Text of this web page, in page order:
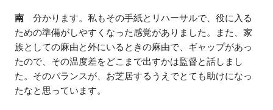
南 分かります。私もその手紙とリハーサルで、役に入る
ための準備がしやすくなった感覚がありました。また、家
族としての麻由と外にいるときの麻由で、ギャップがあっ
たので、その温度差をどこまで出すかは監督と話しまし
た。そのバランスが、お芝居するうえでとても助けになっ
たなと思っています。